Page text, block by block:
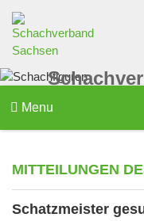
Menu
MITTEILUNGEN
Schatzmeister